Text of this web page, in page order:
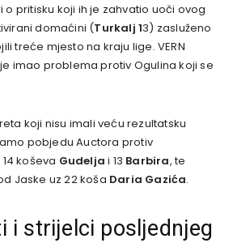
o pritisku koji ih je zahvatio uoči ovog
domaćini (Turkalj 13) zasluženo
treće mjesto na kraju lige. VERN
imao problema protiv Ogulina koji se
koji nisu imali veću rezultatsku
pobjedu Auctora protiv
koševa Gudelja i 13 Barbira, te
Jaske uz 22 koša Daria Gazića.
i strijelci posljednjeg